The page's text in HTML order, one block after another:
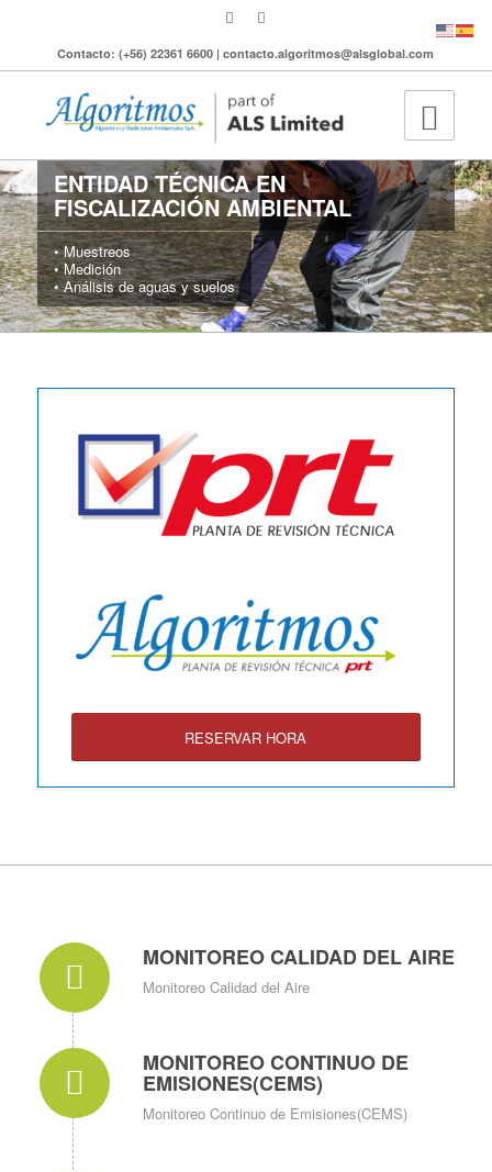
Contacto: (+56) 22361 6600 | contacto.algoritmos@alsglobal.com
ENTIDAD TÉCNICA EN
FISCALIZACIÓN AMBIENTAL
• Muestreos
• Medición
• Análisis de aguas y suelos
RESERVAR HORA
MONITOREO CALIDAD DEL AIRE
Monitoreo Calidad del Aire
MONITOREO CONTINUO DE
EMISIONES(CEMS)
Monitoreo Continuo de Emisiones(CEMS)